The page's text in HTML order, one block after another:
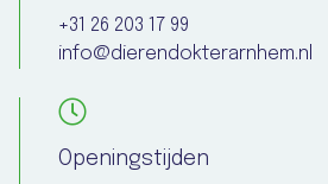
+31 26 203 17 99
info@dierendokterarnhem.nl
Openingstijden